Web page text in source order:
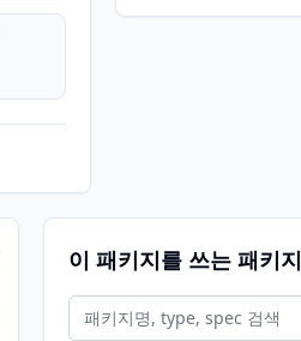
이 패키지를 쓰는 패키지